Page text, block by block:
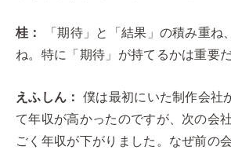
桂：
「期待」と「結果」の積み重ね
ね。特に「期待」が持てるかは重要
えふしん： 僕は最初にいた制作会社
て年収が高かったのですが、次の会
ごく年収が下がりました。なぜ前の